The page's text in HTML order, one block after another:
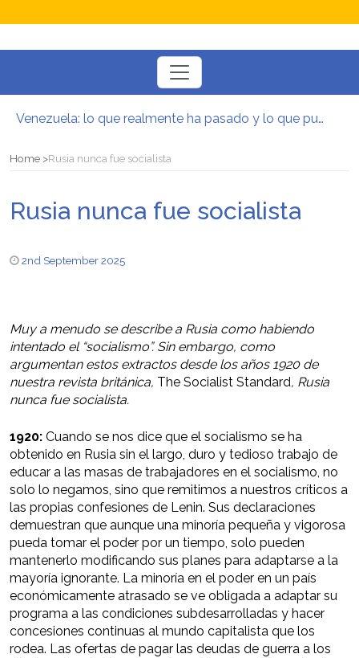
Toggle
navigation
Venezuela: lo que realmente ha pasado y lo que puede venir
El mito de la hoz y el martillo
Postura oportunista trotskista
Home Rusia nunca fue socialista
Rusia nunca fue socialista
2nd September 2025
Muy a menudo se describe a Rusia como habiendo
intentado el “socialismo”. Sin embargo, como
argumentan estos extractos desde los años 1920 de
nuestra revista británica, The Socialist Standard, Rusia
nunca fue socialista.
1920: Cuando se nos dice que el socialismo se ha
obtenido en Rusia sin el largo, duro y tedioso trabajo de
educar a las masas de trabajadores en el socialismo, no
solo lo negamos, sino que remitimos a nuestros críticos a
las propias confesiones de Lenin. Sus declaraciones
demuestran que aunque una minoría pequeña y vigorosa
pueda tomar el poder por un tiempo, solo pueden
mantenerlo modificando sus planes para adaptarse a la
mayoría ignorante. La minoría en el poder en un país
económicamente atrasado se ve obligada a adaptar su
programa a las condiciones subdesarrolladas y hacer
concesiones continuas al mundo capitalista que los
rodea. Las ofertas de pagar las deudas de guerra a los